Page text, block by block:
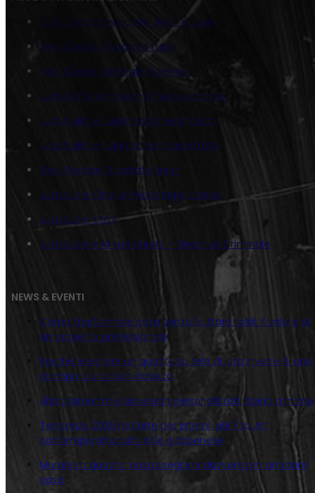
Juta Coppia invincibile Jigen e Lupin
Tela Classic Quadrato Lupin
Tela Classic Verticale Goemon
Juta Caffè con Lupin e Fujiko Variante
Juta Fujiko e Lupin Occhi negli Occhi
Juta Fujiko e Lupin Bacio Inaspettato
Tela Texture Quadrato Jigen
Juta Lupin Cinque Personaggi Classic
Juta Lupin Color
Juta Lupin e la sua banda – Eleganza Criminale
NEWS & EVENTI
Come trasformare casa senza buttare soldi: il valore di
un progetto professionale
Perché scegliere un quadro su tela di juta invece di una
stampa o una tela classica
Abbigliamento e accessori personalizzati dipinti a mano
Tendenze 2026 nell’arte per interni: dal Pop Art
contemporaneo allo stile giapponese
Murales o quadro: cosa scegliere davvero per arredare
casa